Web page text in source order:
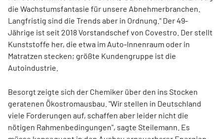
die Wachstumsfantasie für unsere Abnehmerbranchen.
Langfristig sind die Trends aber in Ordnung." Der 49-
Jährige ist seit 2018 Vorstandschef von Covestro. Der stellt
Kunststoffe her, die etwa im Auto-Innenraum oder in
Matratzen stecken; größte Kundengruppe ist die
Autoindustrie.
Besorgt zeigte sich der Chemiker über den ins Stocken
geratenen Ökostromausbau. "Wir stellen in Deutschland
viele Forderungen auf, schaffen aber leider nicht die
nötigen Rahmenbedingungen", sagte Steilemann. Es